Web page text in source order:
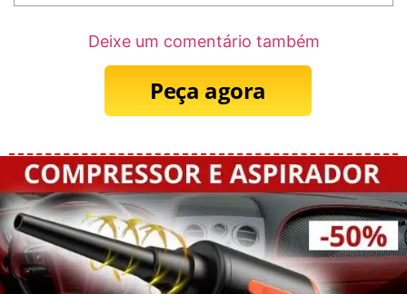
Deixe um comentário também
Peça agora